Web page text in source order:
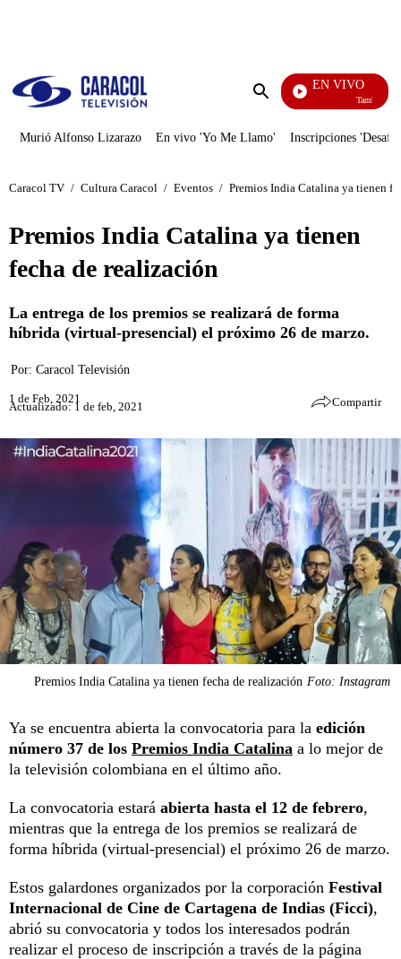
Enviar
EN VIVO
También
Murió Alfonso Lizarazo En vivo 'Yo Me Llamo' Inscripciones
Caracol TV / Cultura Caracol / Eventos / Premios India Catalina ya tienen
Premios India Catalina ya tienen
fecha de realización
La entrega de los premios se realizará de forma
híbrida (virtual-presencial) el próximo 26 de marzo.
Por: Caracol Televisión
1 de Feb, 2021
Actualizado: 1 de feb, 2021 Compartir
Premios India Catalina ya tienen fecha de realización Foto: Instagram
Ya se encuentra abierta la convocatoria para la edición
número 37 de los Premios India Catalina a lo mejor de
la televisión colombiana en el último año.
La convocatoria estará abierta hasta el 12 de febrero,
mientras que la entrega de los premios se realizará de
forma híbrida (virtual-presencial) el próximo 26 de marzo.
Estos galardones organizados por la corporación Festival
Internacional de Cine de Cartagena de Indias (Ficci),
abrió su convocatoria y todos los interesados podrán
realizar el proceso de inscripción a través de la página